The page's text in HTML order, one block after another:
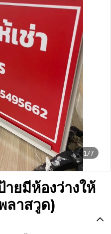
1/7
ายมีห้องว่างให้
ลาสวูด)